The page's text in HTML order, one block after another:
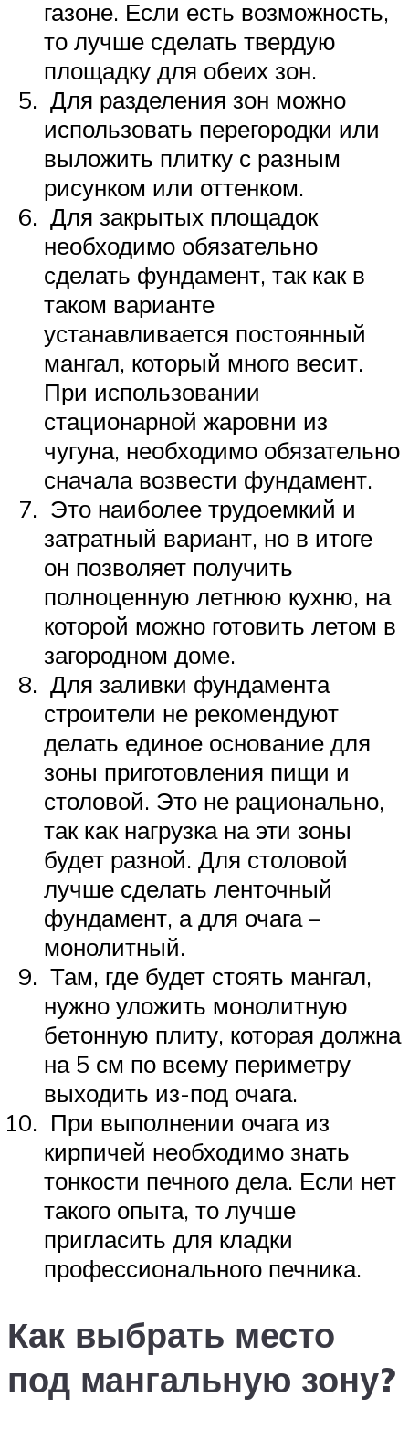
газоне. Если есть возможность,
то лучше сделать твердую
площадку для обеих зон.
Для разделения зон можно
использовать перегородки или
выложить плитку с разным
рисунком или оттенком.
Для закрытых площадок
необходимо обязательно
сделать фундамент, так как в
таком варианте
устанавливается постоянный
мангал, который много весит.
При использовании
стационарной жаровни из
чугуна, необходимо обязательно
сначала возвести фундамент.
Это наиболее трудоемкий и
затратный вариант, но в итоге
он позволяет получить
полноценную летнюю кухню, на
которой можно готовить летом в
загородном доме.
Для заливки фундамента
строители не рекомендуют
делать единое основание для
зоны приготовления пищи и
столовой. Это не рационально,
так как нагрузка на эти зоны
будет разной. Для столовой
лучше сделать ленточный
фундамент, а для очага –
монолитный.
Там, где будет стоять мангал,
нужно уложить монолитную
бетонную плиту, которая должна
на 5 см по всему периметру
выходить из-под очага.
При выполнении очага из
кирпичей необходимо знать
тонкости печного дела. Если нет
такого опыта, то лучше
пригласить для кладки
профессионального печника.
Как выбрать место
под мангальную зону?